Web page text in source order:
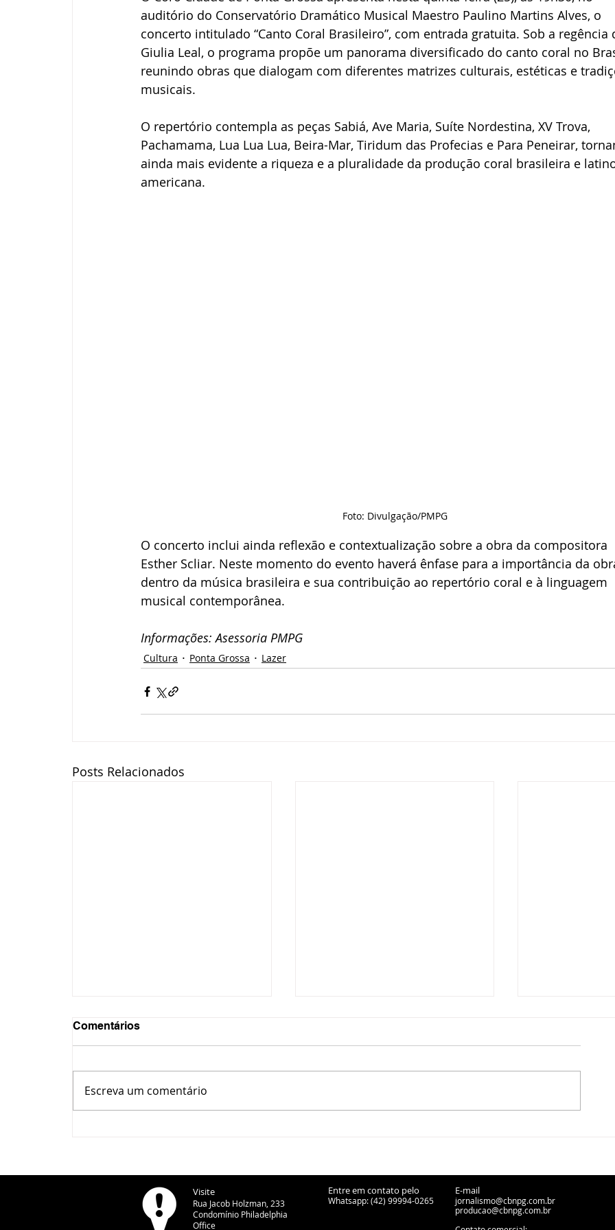
auditório do Conservatório Dramático Musical Maestro Paulino Martins Alves, o
concerto intitulado “Canto Coral Brasileiro”, com entrada gratuita. Sob a regência
Giulia Leal, o programa propõe um panorama diversificado do canto coral no
reunindo obras que dialogam com diferentes matrizes culturais, estéticas e
musicais.
O repertório contempla as peças Sabiá, Ave Maria, Suíte Nordestina, XV Trova,
Pachamama, Lua Lua Lua, Beira-Mar, Tiridum das Profecias e Para Peneirar,
ainda mais evidente a riqueza e a pluralidade da produção coral brasileira e
americana.
Foto: Divulgação/PMPG
O concerto inclui ainda reflexão e contextualização sobre a obra da compositora
Esther Scliar. Neste momento do evento haverá ênfase para a importância da
dentro da música brasileira e sua contribuição ao repertório coral e à linguagem
musical contemporânea.
Informações: Asessoria PMPG
Cultura Ponta Grossa Lazer
Posts Relacionados
urbanos
na reta final
Comentários
Escreva um comentário
Visite
Rua Jacob Holzman, 233
Condomínio Philadelphia
Office
Entre em contato pelo
Whatsapp: (42) 99994-0265
E-mail
jornalismo@cbnpg.com.br
producao@cbnpg.com.br